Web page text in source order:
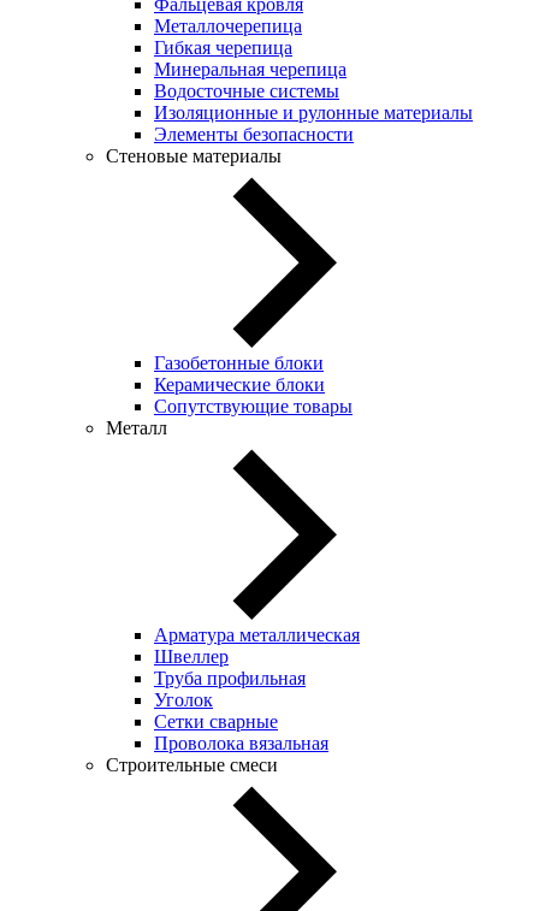
Металлочерепица
Гибкая черепица
Минеральная черепица
Водосточные системы
Изоляционные и рулонные материалы
Элементы безопасности
Стеновые материалы
Газобетонные блоки
Керамические блоки
Сопутствующие товары
Металл
Арматура металлическая
Швеллер
Труба профильная
Уголок
Сетки сварные
Проволока вязальная
Строительные смеси